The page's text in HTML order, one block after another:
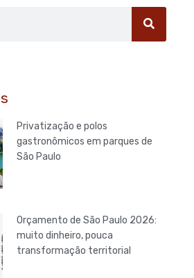
Privatização e polos
gastronômicos em parques de
São Paulo
Orçamento de São Paulo 2026:
muito dinheiro, pouca
transformação territorial